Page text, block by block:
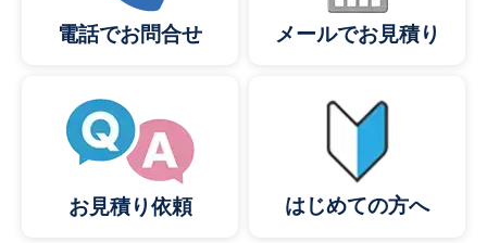
電話でお問合せ メールでお見積り
お見積り依頼 はじめての方へ